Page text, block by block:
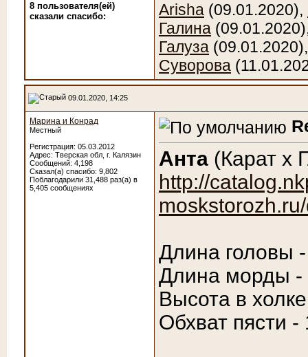
8 пользователя(ей)
сказали cпасибо:
Arisha (09.01.2020),
Галина
Галуза
Суворова
09.01.2020, 14:25
Марина и Конрад
Местный
Регистрация: 05.03.2012
Адрес: Тверская обл, г. Калязин
Сообщений: 4,198
Сказал(а) спасибо: 9,802
Поблагодарили 31,488 раз(а) в
5,405 сообщениях
Анта (Карат х
http://
Длина головы
Длина морды -
Высота в
Обхват пясти -